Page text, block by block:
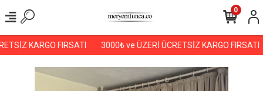
KARGO FIRSATI 3000₺ ve ÜZERİ ÜCRETSİZ KARGO FIRSATI
0